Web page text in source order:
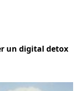
un digital detox